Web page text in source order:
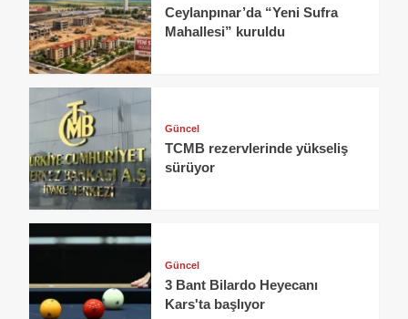
Ceylanpınar’da “Yeni Sufra
Mahallesi” kuruldu
Güncel
TCMB rezervlerinde yükseliş
sürüyor
Güncel
3 Bant Bilardo Heyecanı
Kars'ta başlıyor